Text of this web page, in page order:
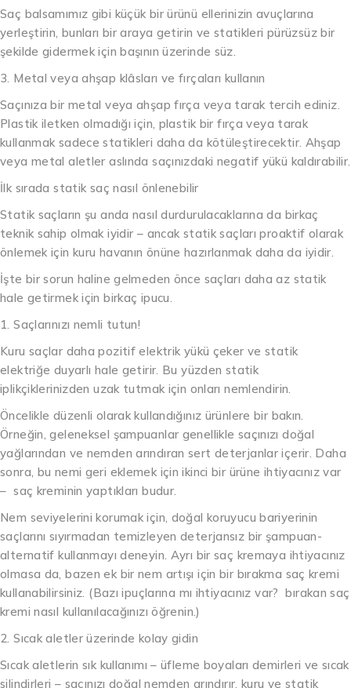
Saç balsamımız gibi küçük bir ürünü ellerinizin avuçlarına
yerleştirin, bunları bir araya getirin ve statikleri pürüzsüz bir
şekilde gidermek için başının üzerinde süz.
3. Metal veya ahşap klâsları ve fırçaları kullanın
Saçınıza bir metal veya ahşap fırça veya tarak tercih ediniz.
Plastik iletken olmadığı için, plastik bir fırça veya tarak
kullanmak sadece statikleri daha da kötüleştirecektir. Ahşap
veya metal aletler aslında saçınızdaki negatif yükü kaldırabilir.
İlk sırada statik saç nasıl önlenebilir
Statik saçların şu anda nasıl durdurulacaklarına da birkaç
teknik sahip olmak iyidir – ancak statik saçları proaktif olarak
önlemek için kuru havanın önüne hazırlanmak daha da iyidir.
İşte bir sorun haline gelmeden önce saçları daha az statik
hale getirmek için birkaç ipucu.
1. Saçlarınızı nemli tutun!
Kuru saçlar daha pozitif elektrik yükü çeker ve statik
elektriğe duyarlı hale getirir. Bu yüzden statik
iplikçiklerinizden uzak tutmak için onları nemlendirin.
Öncelikle düzenli olarak kullandığınız ürünlere bir bakın.
Örneğin, geleneksel şampuanlar genellikle saçınızı doğal
yağlarından ve nemden arındıran sert deterjanlar içerir. Daha
sonra, bu nemi geri eklemek için ikinci bir ürüne ihtiyacınız var
– saç kreminin yaptıkları budur.
Nem seviyelerini korumak için, doğal koruyucu bariyerinin
saçlarını sıyırmadan temizleyen deterjansız bir şampuan-
alternatif kullanmayı deneyin. Ayrı bir saç kremaya ihtiyacınız
olmasa da, bazen ek bir nem artışı için bir bırakma saç kremi
kullanabilirsiniz. (Bazı ipuçlarına mı ihtiyacınız var? bırakan saç
kremi nasıl kullanılacağınızı öğrenin.)
2. Sıcak aletler üzerinde kolay gidin
Sıcak aletlerin sık kullanımı – üfleme boyaları demirleri ve sıcak
silindirleri – saçınızı doğal nemden arındırır, kuru ve statik